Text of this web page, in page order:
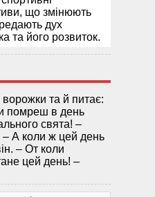
що змінюють
дух
та його розвиток.
та й питає:
помреш в день
свята! –
– А коли ж цей день
– От коли
цей день! –